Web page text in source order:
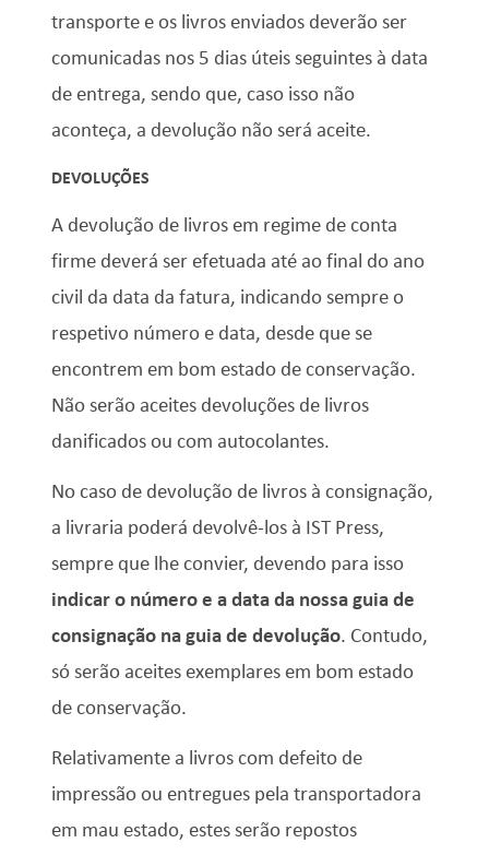
transporte e os livros enviados deverão ser
comunicadas nos 5 dias úteis seguintes à data
de entrega, sendo que, caso isso não
aconteça, a devolução não será aceite.
DEVOLUÇÕES
A devolução de livros em regime de conta
firme deverá ser efetuada até ao final do ano
civil da data da fatura, indicando sempre o
respetivo número e data, desde que se
encontrem em bom estado de conservação.
Não serão aceites devoluções de livros
danificados ou com autocolantes.
No caso de devolução de livros à consignação,
a livraria poderá devolvê-los à IST Press,
sempre que lhe convier, devendo para isso
indicar o número e a data da nossa guia de
consignação na guia de devolução. Contudo,
só serão aceites exemplares em bom estado
de conservação.
Relativamente a livros com defeito de
impressão ou entregues pela transportadora
em mau estado, estes serão repostos